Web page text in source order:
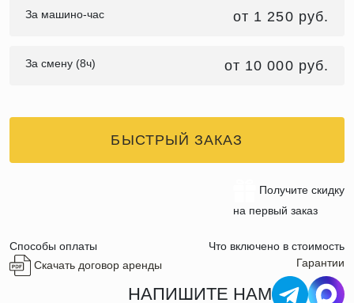
За машино-час от 1 250 руб.
За смену (8ч) от 10 000 руб.
БЫСТРЫЙ ЗАКАЗ
Получите скидку
на первый заказ
Способы оплаты
Что включено в стоимость
Скачать договор аренды
Гарантии
НАПИШИТЕ НАМ